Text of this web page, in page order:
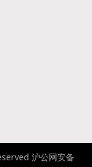
沪公网安备